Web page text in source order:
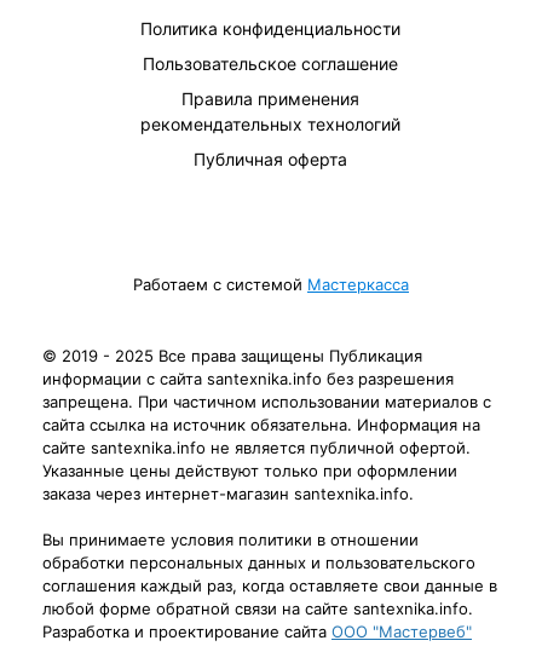
Политика конфиденциальности
Пользовательское соглашение
Правила применения
рекомендательных технологий
Публичная оферта
Работаем с системой Мастеркасса
© 2019 - 2025 Все права защищены Публикация
информации с сайта santexnika.info без разрешения
запрещена. При частичном использовании материалов с
сайта ссылка на источник обязательна. Информация на
сайте santexnika.info не является публичной офертой.
Указанные цены действуют только при оформлении
заказа через интернет-магазин santexnika.info.
Вы принимаете условия политики в отношении
обработки персональных данных и пользовательского
соглашения каждый раз, когда оставляете свои данные в
любой форме обратной связи на сайте santexnika.info.
Разработка и проектирование сайта ООО "Мастервеб"